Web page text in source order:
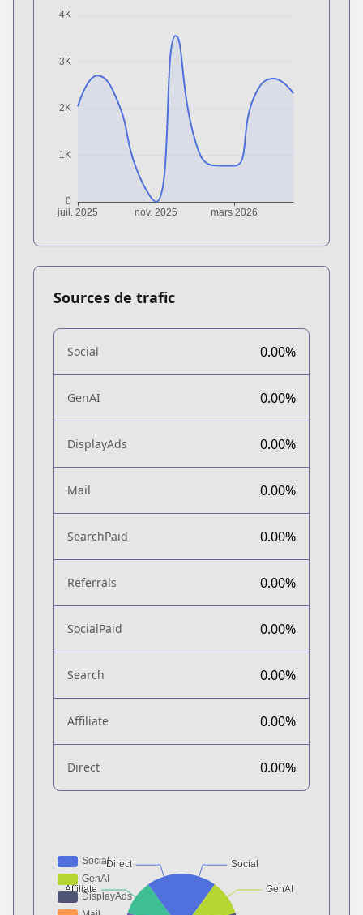
Sources de trafic
Social 0.00%
GenAI 0.00%
DisplayAds 0.00%
Mail 0.00%
SearchPaid 0.00%
Referrals 0.00%
SocialPaid 0.00%
Search 0.00%
Affiliate 0.00%
Direct 0.00%